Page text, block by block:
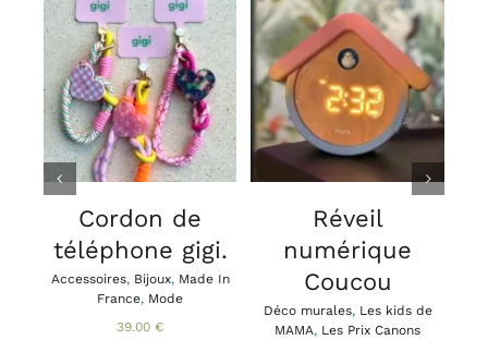
CHOIX DES
OPTIONS
CE
PRODUIT
A
PLUSIEURS
VARIATIONS.
LES
OPTIONS
PEUVENT
ÊTRE
CHOISIES
/
DÉTAILS
Cordon de
téléphone gigi.
Accessoires, Bijoux, Made In
France, Mode
39.00 €
AJOUTER AU
PANIER
/
DÉTAILS
Réveil
numérique
Coucou
Déco murales, Les kids de
MAMA, Les Prix Canons